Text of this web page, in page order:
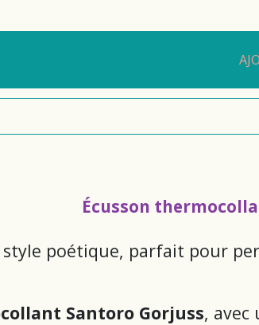
Écusson
poétique, parfait pour
Santoro Gorjuss, avec